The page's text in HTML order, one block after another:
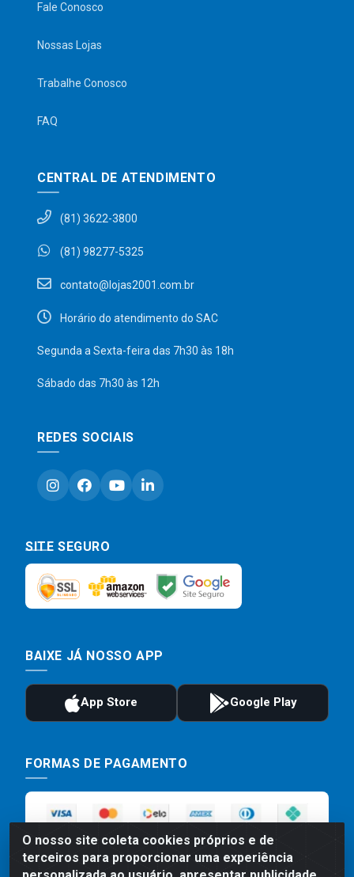
O nosso site coleta cookies próprios e de
terceiros para proporcionar uma experiência
Fale Conosco
Nossas Lojas
Trabalhe Conosco
FAQ
CENTRAL DE ATENDIMENTO
(81) 3622-3800
(81) 98277-5325
contato@lojas2001.com.br
Horário do atendimento do SAC
Segunda a Sexta-feira das 7h30 às 18h
Sábado das 7h30 às 12h
REDES SOCIAIS
SITE SEGURO
BAIXE JÁ NOSSO APP
FORMAS DE PAGAMENTO